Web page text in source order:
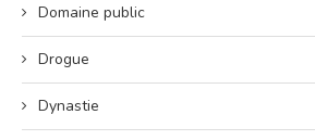
Domaine public
Drogue
Dynastie